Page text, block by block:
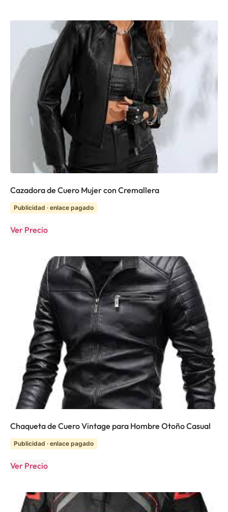
Cazadora de Cuero Mujer con Cremallera
Publicidad · enlace pagado
Ver Precio
Chaqueta de Cuero Vintage para Hombre Otoño Casual
Publicidad · enlace pagado
Ver Precio